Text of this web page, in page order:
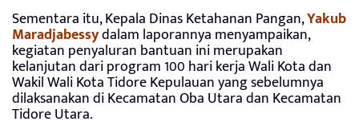
Sementara itu, Kepala Dinas Ketahanan Pangan,Yakub
Maradjabessydalam laporannya menyampaikan,
kegiatan penyaluran bantuan ini merupakan
kelanjutan dari program 100 hari kerja Wali Kota dan
Wakil Wali Kota Tidore Kepulauan yang sebelumnya
dilaksanakan di Kecamatan Oba Utara dan Kecamatan
Tidore Utara.